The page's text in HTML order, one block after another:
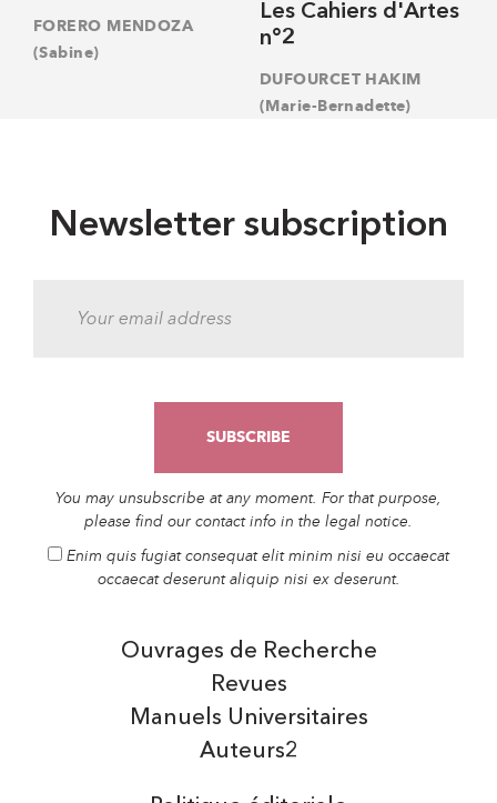
FORERO MENDOZA
(Sabine)
Les Cahiers d'Artes
n°2
DUFOURCET HAKIM
(Marie-Bernadette)
Newsletter subscription
You may unsubscribe at any moment. For that purpose,
please find our contact info in the legal notice.
Enim quis fugiat consequat elit minim nisi eu occaecat
occaecat deserunt aliquip nisi ex deserunt.
Auteurs2
Manuels Universitaires
Ouvrages de Recherche
Revues